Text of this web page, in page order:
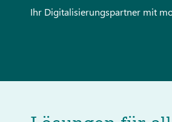
Ihr Digitalisierungspartner mit